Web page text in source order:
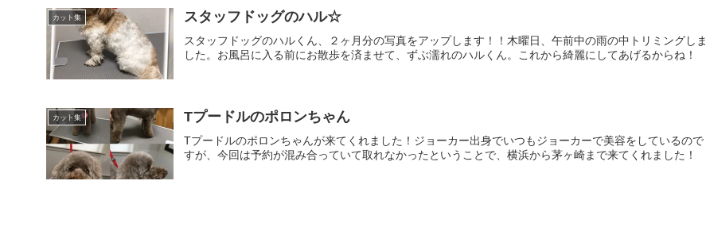
カット集 スタッフドッグのハル☆
スタッフドッグのハルくん、２ヶ月分の写真をアップします！！木曜日、午前中の雨の中トリミングしま
した。お風呂に入る前にお散歩を済ませて、ずぶ濡れのハルくん。これから綺麗にしてあげるからね！
カット集 Tプードルのポロンちゃん
Tプードルのポロンちゃんが来てくれました！ジョーカー出身でいつもジョーカーで美容をしているので
すが、今回は予約が混み合っていて取れなかったということで、横浜から茅ヶ崎まで来てくれました！